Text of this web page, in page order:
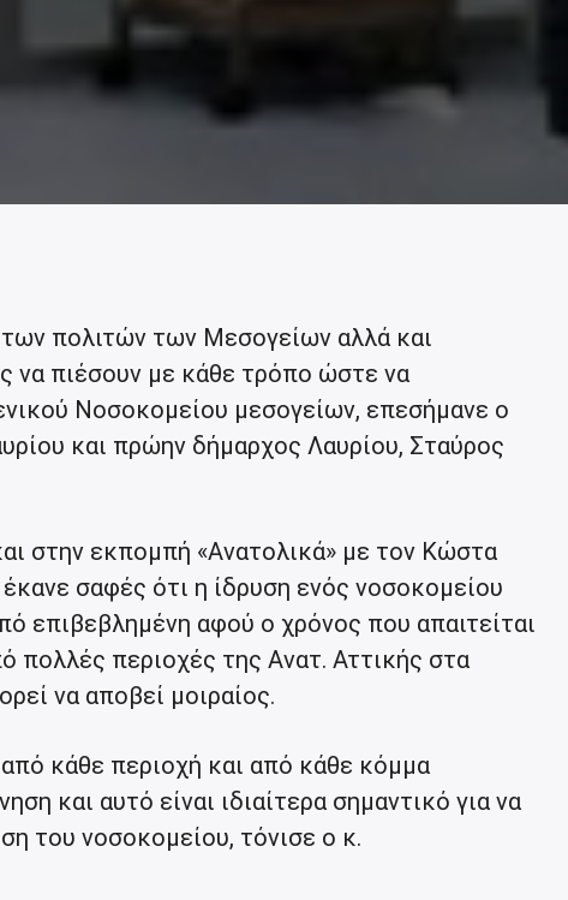
πολιτών των Μεσογείων αλλά και
να πιέσουν με κάθε τρόπο ώστε να
Νοσοκομείου μεσογείων, επεσήμανε ο
και πρώην δήμαρχος Λαυρίου, Σταύρος
στην εκπομπή «Ανατολικά» με τον Κώστα
σαφές ότι η ίδρυση ενός νοσοκομείου
επιβεβλημένη αφού ο χρόνος που απαιτείται
πολλές περιοχές της Ανατ. Αττικής στα
να αποβεί μοιραίος.
κάθε περιοχή και από κάθε κόμμα
και αυτό είναι ιδιαίτερα σημαντικό για να
του νοσοκομείου, τόνισε ο κ.